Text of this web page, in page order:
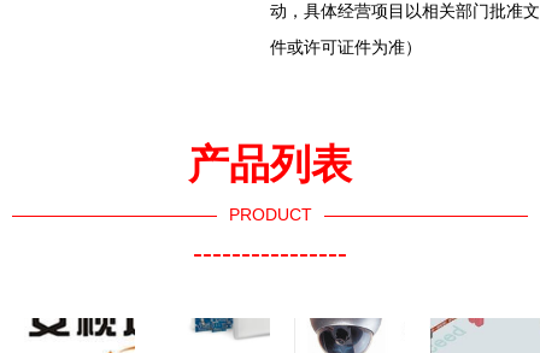
动，具体经营项目以相关部门批准文
件或许可证件为准）
产品列表
PRODUCT
----------------